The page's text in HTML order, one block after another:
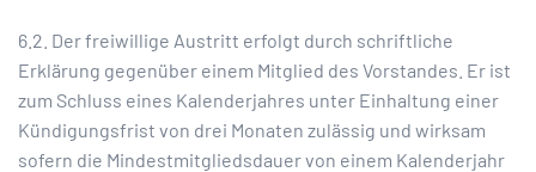
6.2. Der freiwillige Austritt erfolgt durch schriftliche
Erklärung gegenüber einem Mitglied des Vorstandes. Er ist
zum Schluss eines Kalenderjahres unter Einhaltung einer
Kündigungsfrist von drei Monaten zulässig und wirksam
sofern die Mindestmitgliedsdauer von einem Kalenderjahr